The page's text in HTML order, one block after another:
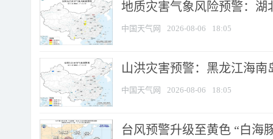
地质灾害气象风险预警：湖
中国天气网 2026-08-06 18:05
山洪灾害预警：黑龙江海
中国天气网 2026-08-06 18:05
台风预警升级至黄色 “白海